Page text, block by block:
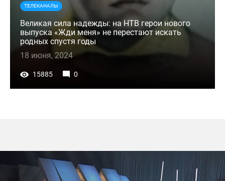
ТЕЛЕКАНАЛЫ
Великая сила надежды: на НТВ герои нового
выпуска «Жди меня» не перестают искать
родных спустя годы
18 июня, 2024
15885 0